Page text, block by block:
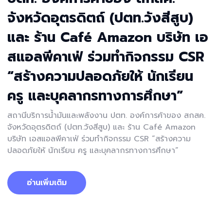
จังหวัดอุตรดิตถ์ (ปตท.วังสีสูบ)
และ ร้าน Café Amazon บริษัท เอ
สแอลพีคาเฟ่ ร่วมทำกิจกรรม CSR
“สร้างความปลอดภัยให้ นักเรียน
ครู และบุคลากรทางการศึกษา”
สถานีบริการน้ำมันและพลังงาน ปตท. องค์การค้าของ สกสค.
จังหวัดอุตรดิตถ์ (ปตท.วังสีสูบ) และ ร้าน Café Amazon
บริษัท เอสแอลพีคาเฟ่ ร่วมทำกิจกรรม CSR “สร้างความ
ปลอดภัยให้ นักเรียน ครู และบุคลากรทางการศึกษา”
อ่านเพิ่มเติม